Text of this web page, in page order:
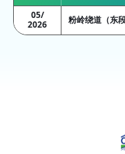
05/
2026
粉岭绕道（东